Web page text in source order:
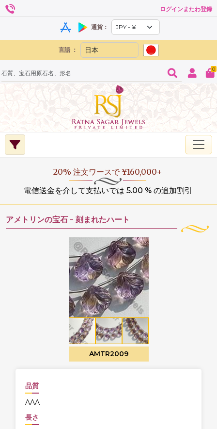
ログインまたわ登録
通貨：
言語 ：
0
20% 注文ワースで ¥160,000+
電信送金を介して支払いでは 5.00 % の追加割引
アメトリンの宝石 - 刻まれたハート
AMTR2009
品質
AAA
長さ